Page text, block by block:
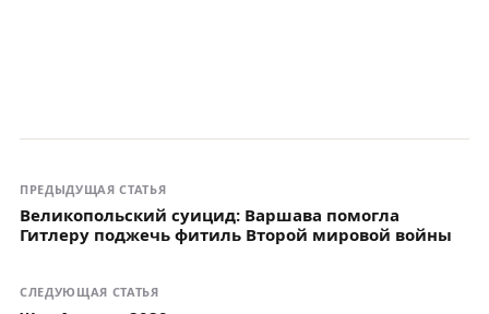
ПРЕДЫДУЩАЯ СТАТЬЯ
Великопольский суицид: Варшава помогла
Гитлеру поджечь фитиль Второй мировой войны
СЛЕДУЮЩАЯ СТАТЬЯ